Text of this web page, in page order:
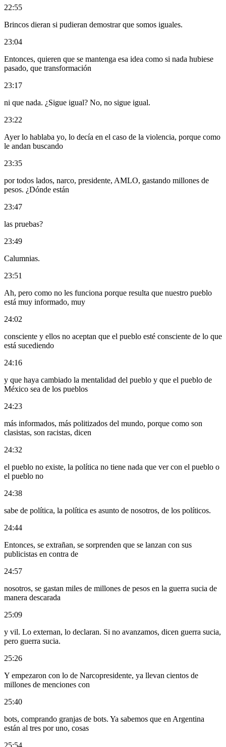
22:55
Brincos dieran si pudieran demostrar que somos iguales.
23:04
Entonces, quieren que se mantenga esa idea como si nada hubiese
pasado, que transformación
23:17
ni que nada. ¿Sigue igual? No, no sigue igual.
23:22
Ayer lo hablaba yo, lo decía en el caso de la violencia, porque como
le andan buscando
23:35
por todos lados, narco, presidente, AMLO, gastando millones de
pesos. ¿Dónde están
23:47
las pruebas?
23:49
Calumnias.
23:51
Ah, pero como no les funciona porque resulta que nuestro pueblo
está muy informado, muy
24:02
consciente y ellos no aceptan que el pueblo esté consciente de lo que
está sucediendo
24:16
y que haya cambiado la mentalidad del pueblo y que el pueblo de
México sea de los pueblos
24:23
más informados, más politizados del mundo, porque como son
clasistas, son racistas, dicen
24:32
el pueblo no existe, la política no tiene nada que ver con el pueblo o
el pueblo no
24:38
sabe de política, la política es asunto de nosotros, de los políticos.
24:44
Entonces, se extrañan, se sorprenden que se lanzan con sus
publicistas en contra de
24:57
nosotros, se gastan miles de millones de pesos en la guerra sucia de
manera descarada
25:09
y vil. Lo externan, lo declaran. Si no avanzamos, dicen guerra sucia,
pero guerra sucia.
25:26
Y empezaron con lo de Narcopresidente, ya llevan cientos de
millones de menciones con
25:40
bots, comprando granjas de bots. Ya sabemos que en Argentina
están al tres por uno, cosas
25:54